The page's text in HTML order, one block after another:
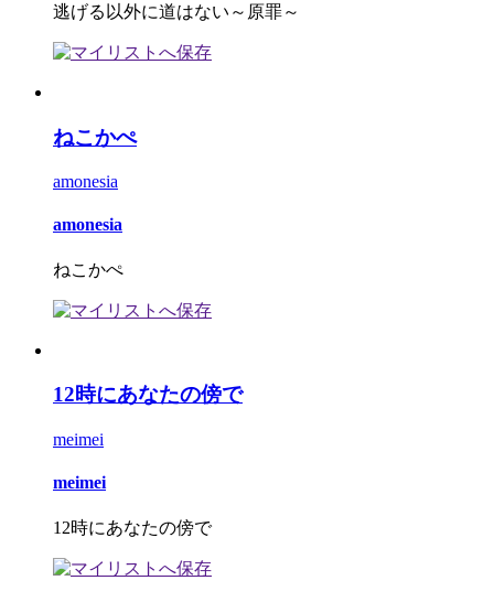
逃げる以外に道はない～原罪～
ねこかぺ
amonesia
amonesia
ねこかぺ
12時にあなたの傍で
meimei
meimei
12時にあなたの傍で